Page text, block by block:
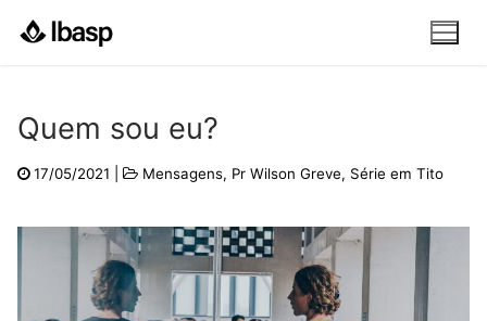
para
Quem sou eu?
17/05/2021 Mensagens, Pr Wilson Greve, Série em Tito